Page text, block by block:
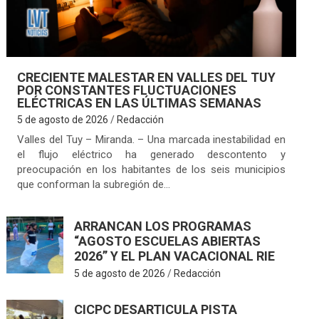
CRECIENTE MALESTAR EN VALLES DEL TUY
POR CONSTANTES FLUCTUACIONES
ELÉCTRICAS EN LAS ÚLTIMAS SEMANAS
5 de agosto de 2026 Redacción
Valles del Tuy – Miranda. – Una marcada inestabilidad en
el flujo eléctrico ha generado descontento y
preocupación en los habitantes de los seis municipios
que conforman la subregión de…
ARRANCAN LOS PROGRAMAS
“AGOSTO ESCUELAS ABIERTAS
2026” Y EL PLAN VACACIONAL RIE
5 de agosto de 2026 Redacción
CICPC DESARTICULA PISTA